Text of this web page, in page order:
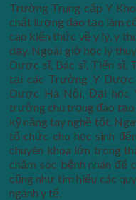
Trường Trung cấp Y
chất lượng đào tạo làm
cao kiến thức về y lý, y
dạy. Ngoài giờ học lý
Dược sĩ, Bác sĩ, Tiến sĩ,
tại các Trường Y
Dược Hà Nội, Đại học
trường chú trọng đào tạo
kỹ năng tay nghề tốt.
tổ chức cho học sinh
chuyên khoa lớn trong
chăm sóc bệnh nhân
cũng như tìm hiểu các
ngành y tế.